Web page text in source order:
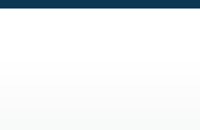
99,5 %) är de lättare att skala,